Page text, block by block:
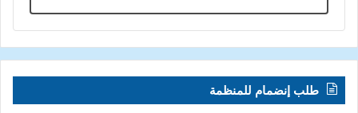
طلب إنضمام للمنظمة